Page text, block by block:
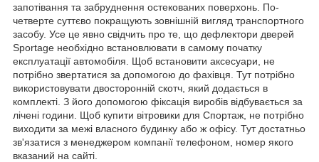
запотівання та забруднення остекованих поверхонь. По-
четверте суттєво покращують зовнішній вигляд транспортного
засобу. Усе це явно свідчить про те, що дефлектори дверей
Sportage необхідно встановлювати в самому початку
експлуатації автомобіля. Щоб встановити аксесуари, не
потрібно звертатися за допомогою до фахівця. Тут потрібно
використовувати двосторонній скотч, який додається в
комплекті. З його допомогою фіксація виробів відбувається за
лічені години. Щоб купити вітровики для Спортаж, не потрібно
виходити за межі власного будинку або ж офісу. Тут достатньо
зв'язатися з менеджером компанії телефоном, номер якого
вказаний на сайті.